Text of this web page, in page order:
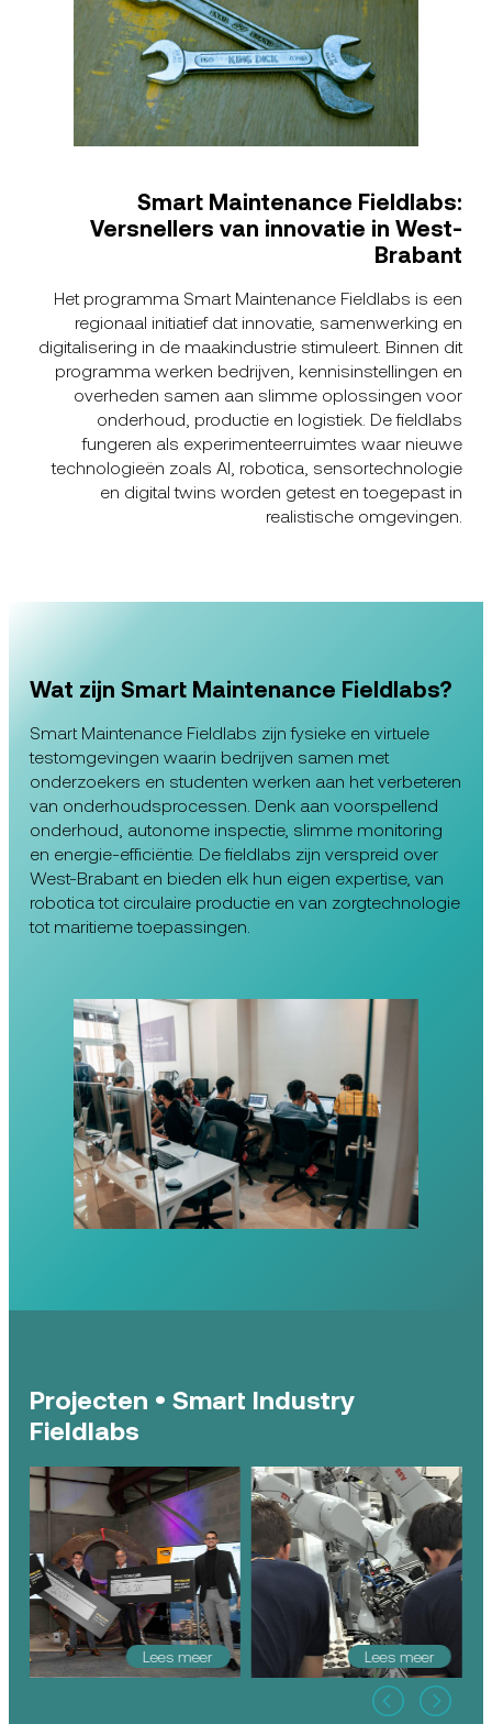
Smart Maintenance Fieldlabs:
Versnellers van innovatie in West-
Brabant
Het programma Smart Maintenance Fieldlabs is een
regionaal initiatief dat innovatie, samenwerking en
digitalisering in de maakindustrie stimuleert. Binnen dit
programma werken bedrijven, kennisinstellingen en
overheden samen aan slimme oplossingen voor
onderhoud, productie en logistiek. De fieldlabs
fungeren als experimenteerruimtes waar nieuwe
technologieën zoals AI, robotica, sensortechnologie
en digital twins worden getest en toegepast in
realistische omgevingen.
Wat zijn Smart Maintenance Fieldlabs?
Smart Maintenance Fieldlabs zijn fysieke en virtuele
testomgevingen waarin bedrijven samen met
onderzoekers en studenten werken aan het verbeteren
van onderhoudsprocessen. Denk aan voorspellend
onderhoud, autonome inspectie, slimme monitoring
en energie-efficiëntie. De fieldlabs zijn verspreid over
West-Brabant en bieden elk hun eigen expertise, van
robotica tot circulaire productie en van zorgtechnologie
tot maritieme toepassingen.
Projecten • Smart Industry
Fieldlabs
Lees meer Lees meer